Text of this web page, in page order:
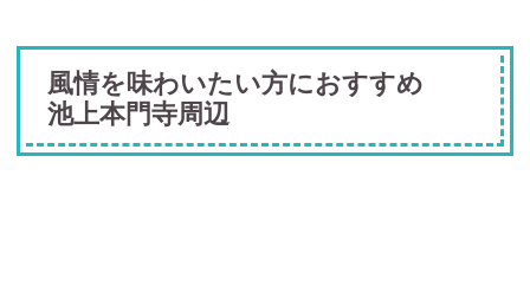
風情を味わいたい方におすすめ
池上本門寺周辺